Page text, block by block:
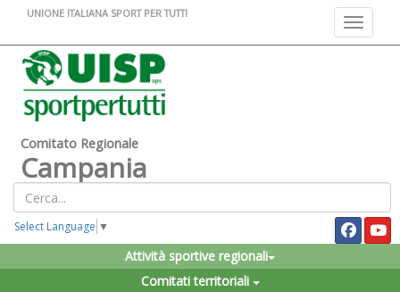
Toggle
UNIONE ITALIANA SPORT PER TUTTI
Comitato Regionale
Campania
Select Language ▼
Attività sportive regionali
Comitati territoriali